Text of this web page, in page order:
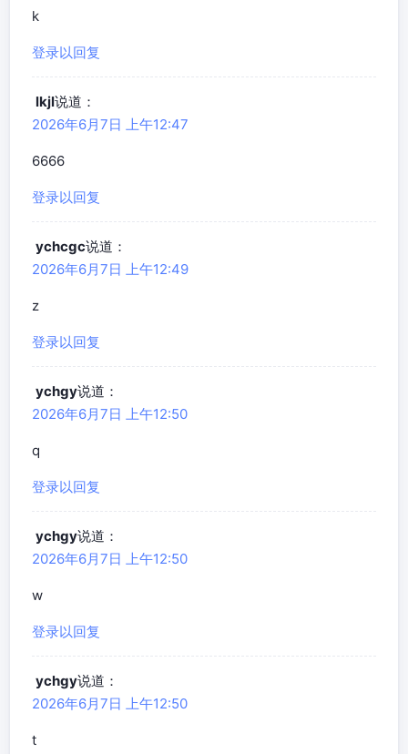
k
登录以回复
lkjl说道：
2026年6月7日 上午12:47
6666
登录以回复
ychcgc说道：
2026年6月7日 上午12:49
z
登录以回复
ychgy说道：
2026年6月7日 上午12:50
q
登录以回复
ychgy说道：
2026年6月7日 上午12:50
w
登录以回复
ychgy说道：
2026年6月7日 上午12:50
t